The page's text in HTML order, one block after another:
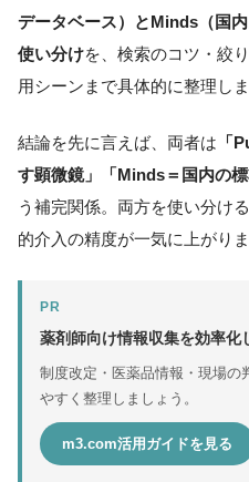
データベース）とMinds（国
使い分けを、検索のコツ・絞
用シーンまで具体的に整理しま
結論を先に言えば、両者は 「
す顕微鏡」「Minds＝国内の標
う補完関係。両方を使い分け
的介入の精度が一気に上がりま
PR
薬剤師向け情報収集を効率化
制度改定・医薬品情報・現場の
やすく整理しましょう。
m3.com活用ガイドを見る